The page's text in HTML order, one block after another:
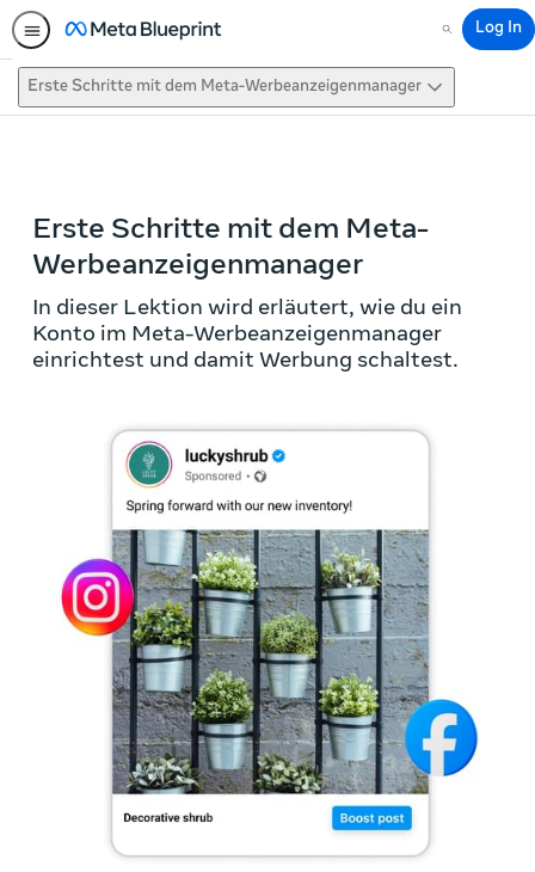
Search
Log In
Erste Schritte mit dem Meta-Werbeanzeigenmanager
Erste Schritte mit dem Meta-
Werbeanzeigenmanager
In dieser Lektion wird erläutert, wie du ein
Konto im Meta-Werbeanzeigenmanager
einrichtest und damit Werbung schaltest.